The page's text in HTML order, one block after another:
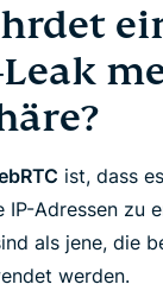
Leak
ist, dass
IP-Adressen zu
als jene, die
werden.